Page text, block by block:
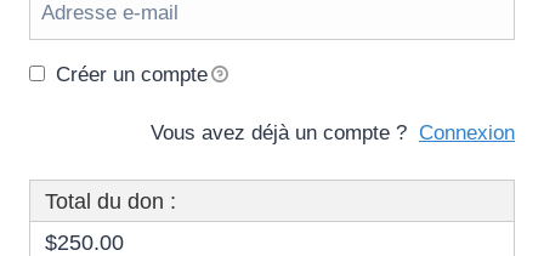
Créer un compte
Vous avez déjà un compte ? Connexion
Total du don :
$250.00